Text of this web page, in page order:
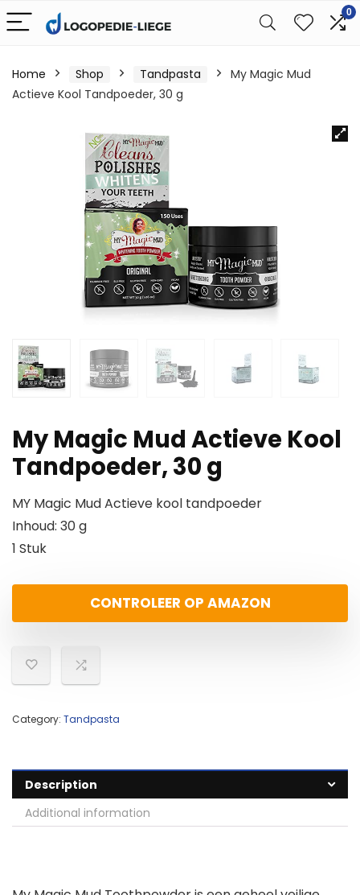
0
Home Shop Tandpasta
My Magic Mud
Actieve Kool Tandpoeder, 30 g
My Magic Mud Actieve Kool
Tandpoeder, 30 g
MY Magic Mud Actieve kool tandpoeder
Inhoud: 30 g
1 Stuk
CONTROLEER OP AMAZON
Category: Tandpasta
Description
Additional information